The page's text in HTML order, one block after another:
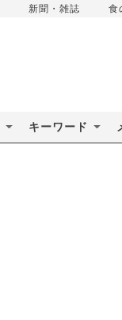
新聞・雑誌 食
キーワード